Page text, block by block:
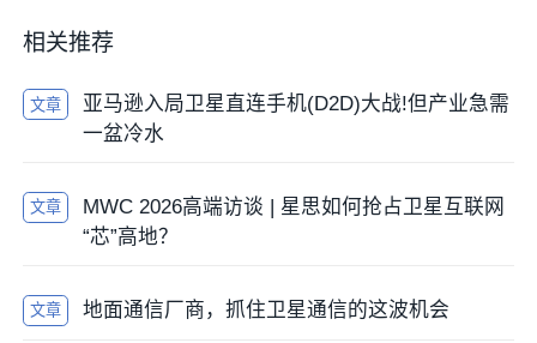
相关推荐
文章
亚马逊入局卫星直连手机(D2D)大战!但产业急需
一盆冷水
文章
MWC 2026高端访谈 | 星思如何抢占卫星互联网
“芯”高地？
文章 地面通信厂商，抓住卫星通信的这波机会